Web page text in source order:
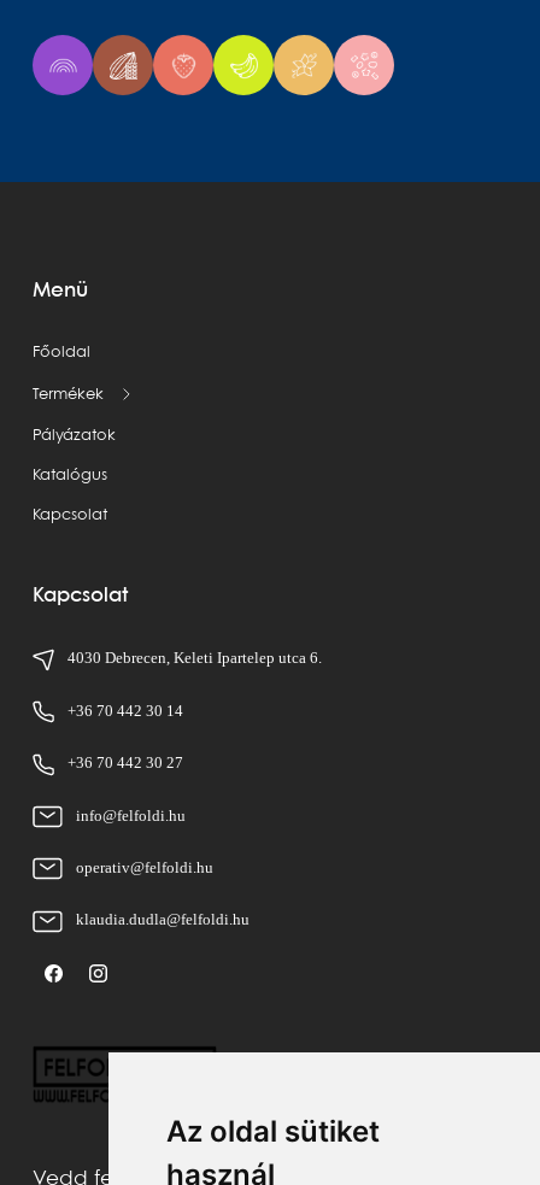
Az oldal sütiket
használ
Menü
Főoldal
Termékek
Pályázatok
Katalógus
Kapcsolat
Kapcsolat
4030 Debrecen, Keleti Ipartelep utca 6.
+36 70 442 30 14
+36 70 442 30 27
info@felfoldi.hu
operativ@felfoldi.hu
klaudia.dudla@felfoldi.hu
Vedd fel velünk a kapcsolatot